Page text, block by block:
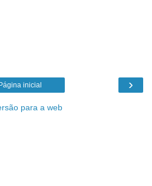
›
inicial
para a web